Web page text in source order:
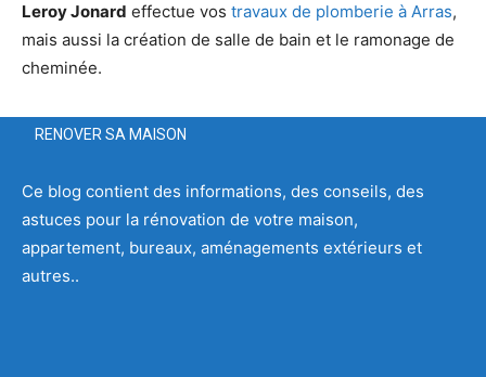
Leroy Jonard effectue vos travaux de plomberie à Arras,
mais aussi la création de salle de bain et le ramonage de
cheminée.
RENOVER SA MAISON
Ce blog contient des informations, des conseils, des
astuces pour la rénovation de votre maison,
appartement, bureaux, aménagements extérieurs et
autres..